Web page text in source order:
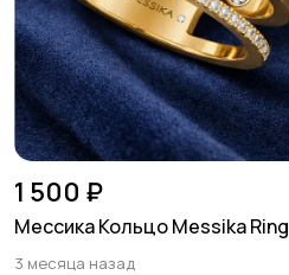
1 500 ₽
Мессика Кольцо Messika Ring
3 месяца назад